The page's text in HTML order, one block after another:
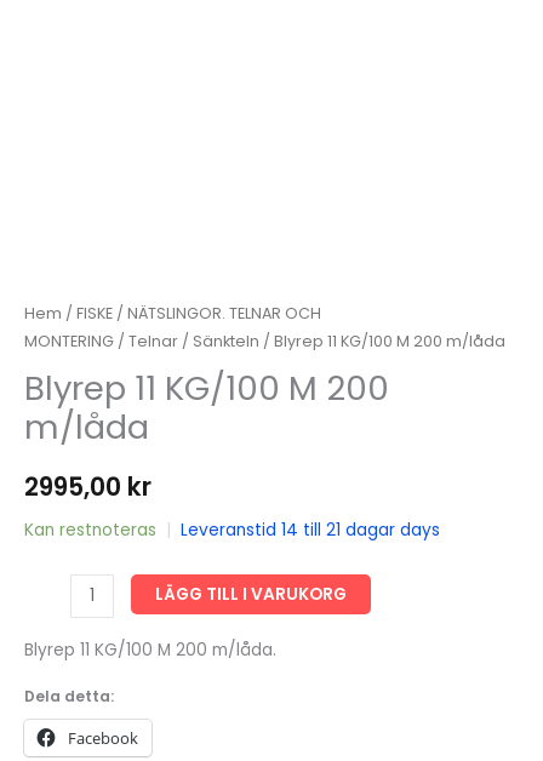
Hem / FISKE / NÄTSLINGOR. TELNAR OCH
MONTERING / Telnar / Sänkteln / Blyrep 11 KG/100 M 200 m/låda
Blyrep 11 KG/100 M 200
m/låda
2995,00 kr
Kan restnoteras Leveranstid 14 till 21 dagar days
KG/100
200
m/låda
LÄGG TILL I VARUKORG
Blyrep 11 KG/100 M 200 m/låda.
Dela detta:
Facebook